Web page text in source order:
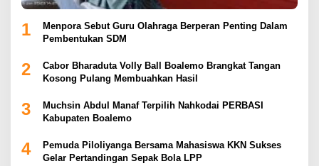
1
Menpora Sebut Guru Olahraga Berperan Penting Dalam
Pembentukan SDM
2
Cabor Bharaduta Volly Ball Boalemo Brangkat Tangan
Kosong Pulang Membuahkan Hasil
3
Muchsin Abdul Manaf Terpilih Nahkodai PERBASI
Kabupaten Boalemo
4
Pemuda Piloliyanga Bersama Mahasiswa KKN Sukses
Gelar Pertandingan Sepak Bola LPP